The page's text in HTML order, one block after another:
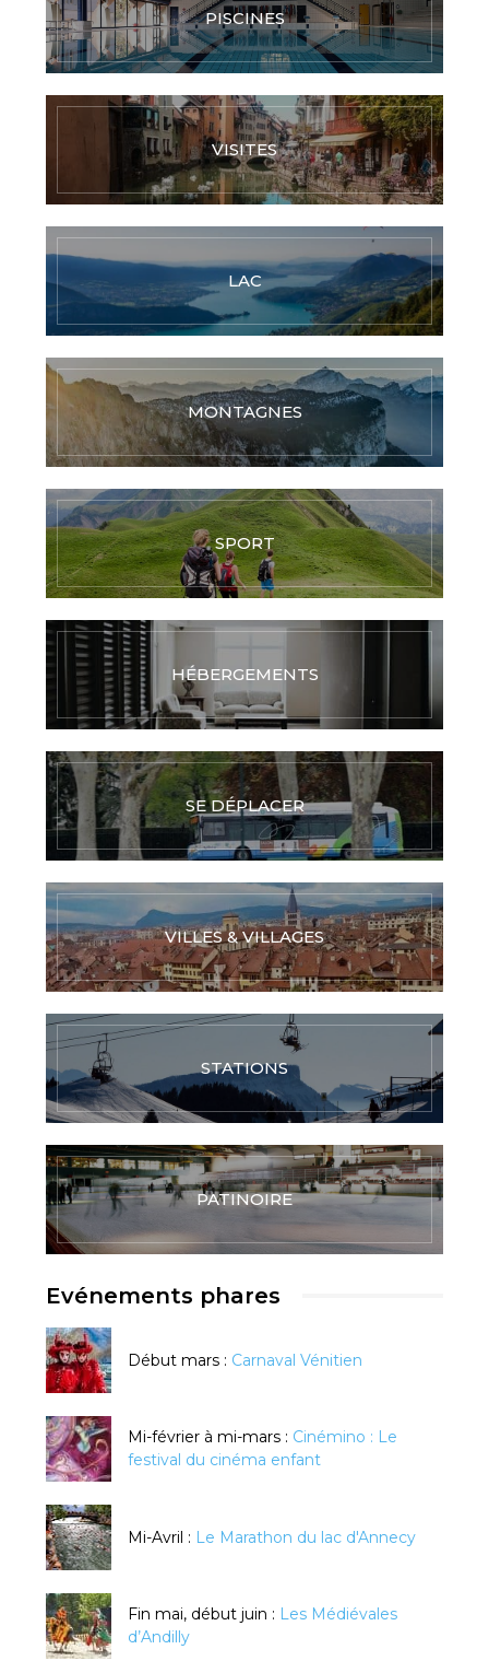
PISCINES
VISITES
LAC
MONTAGNES
SPORT
HÉBERGEMENTS
SE DÉPLACER
VILLES & VILLAGES
STATIONS
PATINOIRE
Evénements phares
Début mars : Carnaval Vénitien
Mi-février à mi-mars : Cinémino : Le
festival du cinéma enfant
Mi-Avril : Le Marathon du lac d'Annecy
Fin mai, début juin : Les Médiévales
d’Andilly